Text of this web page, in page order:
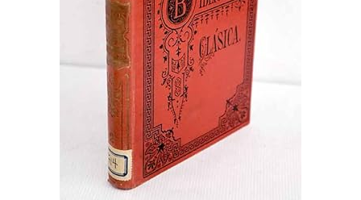
CERRAR